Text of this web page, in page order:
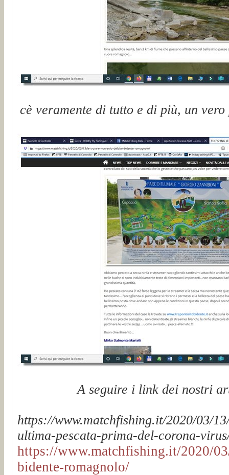
cè veramente di tutto e di più, un
A seguire i link dei nostri
https://www.matchfishing.it/2020/03/
ultima-pescata-prima-del-corona-
https://www.matchfishing.it/2020/
bidente-romagnolo/